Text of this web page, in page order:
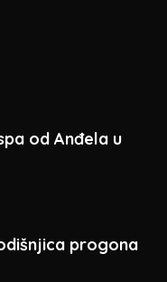
od Anđela u
progona